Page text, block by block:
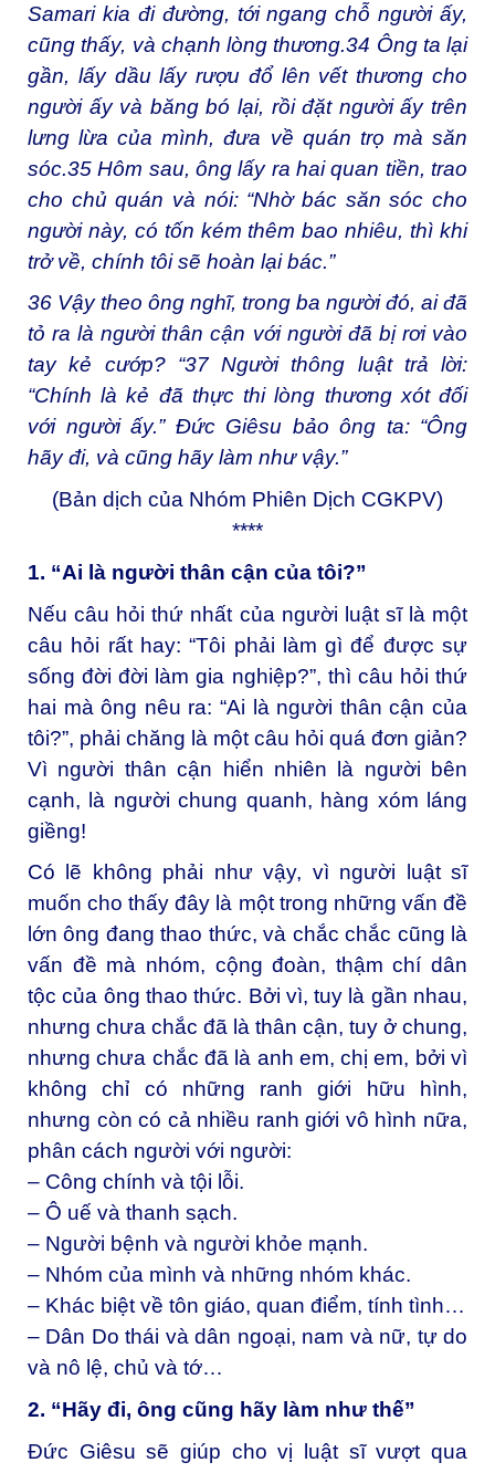
Samari kia đi đường, tới ngang chỗ người ấy,
cũng thấy, và chạnh lòng thương.34 Ông ta lại
gần, lấy dầu lấy rượu đổ lên vết thương cho
người ấy và băng bó lại, rồi đặt người ấy trên
lưng lừa của mình, đưa về quán trọ mà săn
sóc.35 Hôm sau, ông lấy ra hai quan tiền, trao
cho chủ quán và nói: “Nhờ bác săn sóc cho
người này, có tốn kém thêm bao nhiêu, thì khi
trở về, chính tôi sẽ hoàn lại bác.”
36 Vậy theo ông nghĩ, trong ba người đó, ai đã
tỏ ra là người thân cận với người đã bị rơi vào
tay kẻ cướp? “37Người thông luật trả lời:
“Chính là kẻ đã thực thi lòng thương xót đối
với người ấy.” Đức Giêsu bảo ông ta: “Ông
hãy đi, và cũng hãy làm như vậy.”
(Bản dịch của Nhóm Phiên Dịch CGKPV)
****
1. “Ai là người thân cận của tôi?”
Nếu câu hỏi thứ nhất của người luật sĩ là một
câu hỏi rất hay: “Tôi phải làm gì để được sự
sống đời đời làm gia nghiệp?”, thì câu hỏi thứ
hai mà ông nêu ra: “Ai là người thân cận của
tôi?”, phải chăng là một câu hỏi quá đơn giản?
Vì người thân cận hiển nhiên là người bên
cạnh, là người chung quanh, hàng xóm láng
giềng!
Có lẽ không phải như vậy, vì người luật sĩ
muốn cho thấy đây là một trong những vấn đề
lớn ông đang thao thức, và chắc chắc cũng là
vấn đề mà nhóm, cộng đoàn, thậm chí dân
tộc của ông thao thức. Bởi vì, tuy là gần nhau,
nhưng chưa chắc đã là thân cận, tuy ở chung,
nhưng chưa chắc đã là anh em, chị em, bởi vì
không chỉ có những ranh giới hữu hình,
nhưng còn có cả nhiều ranh giới vô hình nữa,
phân cách người với người:
– Công chính và tội lỗi.
– Ô uế và thanh sạch.
– Người bệnh và người khỏe mạnh.
– Nhóm của mình và những nhóm khác.
– Khác biệt về tôn giáo, quan điểm, tính tình…
– Dân Do thái và dân ngoại, nam và nữ, tự do
và nô lệ, chủ và tớ…
2. “Hãy đi, ông cũng hãy làm như thế”
Đức Giêsu sẽ giúp cho vị luật sĩ vượt qua